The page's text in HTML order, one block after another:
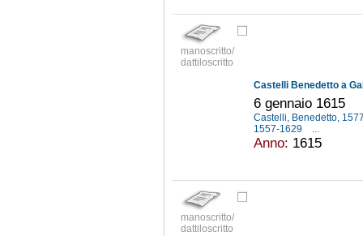
manoscritto/
dattiloscritto
Castelli Benedetto a
6 gennaio 1615
Castelli, Benedetto,
1557-1629
...
Anno: 1615
manoscritto/
dattiloscritto